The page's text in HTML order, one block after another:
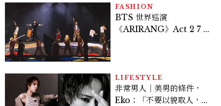
多大？
FASHION
BTS 世界巡演
《ARIRANG》Act 2 7 位
LIFESTYLE
非常男人｜美男的條件，
Eko：「不要以貌取人，內